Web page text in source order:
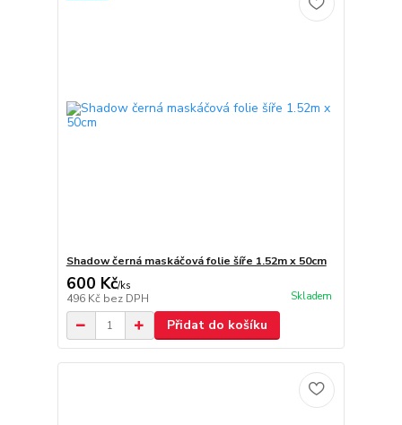
Shadow černá maskáčová folie šíře 1.52m x 50cm
600 Kč/ks
496 Kč bez DPH Skladem
Přidat do košíku